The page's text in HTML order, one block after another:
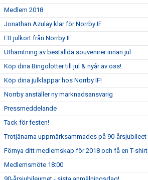
Medlem 2018
Jonathan Azulay klar för Norrby IF
Ett julkort från Norrby IF
Uthämtning av beställda souvenirer innan jul
Köp dina Bingolotter till jul & nyår av oss!
Köp dina julklappar hos Norrby IF!
Norrby anställer ny marknadsansvarig
Pressmeddelande
Tack för festen!
Trotjänarna uppmärksammades på 90-årsjubileet
Förnya ditt medlemskap för 2018 och få en T-shirt
Medlemsmöte 18:00